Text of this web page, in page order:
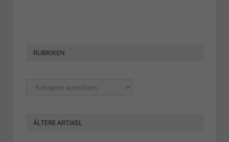
RUBRIKEN
Rubriken
ÄLTERE ARTIKEL